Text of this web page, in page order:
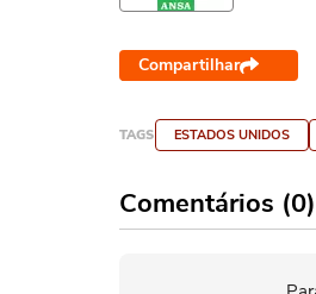
Compartilhar
TAGS ESTADOS UNIDOS
Comentários (0)